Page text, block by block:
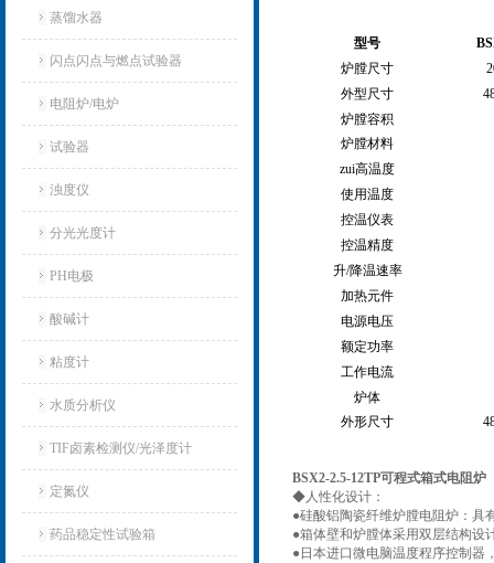
蒸馏水器
闪点闪点与燃点试验器
电阻炉/电炉
试验器
浊度仪
分光光度计
PH电极
酸碱计
粘度计
水质分析仪
TIF卤素检测仪/光泽度计
定氮仪
药品稳定性试验箱
型号
炉膛尺寸
外型尺寸
炉膛容积
炉膛材料
zui高温度
使用温度
控温仪表
控温精度
升/降温速率
加热元件
电源电压
额定功率
工作电流
炉体
外形尺寸
BSX2-2.5-12TP可程式箱式电阻炉
◆人性化设计：
●硅酸铝陶瓷纤维炉膛电阻炉：具
●箱体壁和炉膛体采用双层结构设
●日本进口微电脑温度程序控制器